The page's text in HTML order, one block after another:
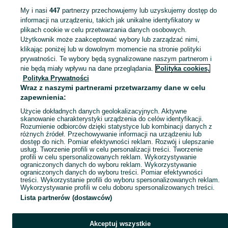
KATEGORIA
Skorzystaj z największego serwisu ogłoszeniowego - Aleksandrowiec i okolice! Kupuj to, czego pragniesz i sprzedawaj to, czego już nie potrzebujesz! Zobacz
Mapa kategorii
Mapa miejscowości
Mapa ministron
Popularne wyszukiwania
My i nasi 447partnerzy przechowujemy lub uzyskujemy dostęp do
informacji na urządzeniu, takich jak unikalne identyfikatory w
plikach cookie w celu przetwarzania danych osobowych.
Użytkownik może zaakceptować wybory lub zarządzać nimi,
klikając poniżej lub w dowolnym momencie na stronie polityki
prywatności. Te wybory będą sygnalizowane naszym partnerom i
nie będą miały wpływu na dane przeglądania. Polityka cookies,
Polityka Prywatności
Wraz z naszymi partnerami przetwarzamy dane w celu
zapewnienia:
Użycie dokładnych danych geolokalizacyjnych. Aktywne
skanowanie charakterystyki urządzenia do celów identyfikacji.
Rozumienie odbiorców dzięki statystyce lub kombinacji danych z
różnych źródeł. Przechowywanie informacji na urządzeniu lub
dostęp do nich. Pomiar efektywności reklam. Rozwój i ulepszanie
usług. Tworzenie profili w celu personalizacji treści. Tworzenie
profili w celu spersonalizowanych reklam. Wykorzystywanie
ograniczonych danych do wyboru reklam. Wykorzystywanie
ograniczonych danych do wyboru treści. Pomiar efektywności
treści. Wykorzystanie profili do wyboru spersonalizowanych reklam.
Wykorzystywanie profili w celu doboru spersonalizowanych treści.
Lista partnerów (dostawców)
Akceptuj wszystkie